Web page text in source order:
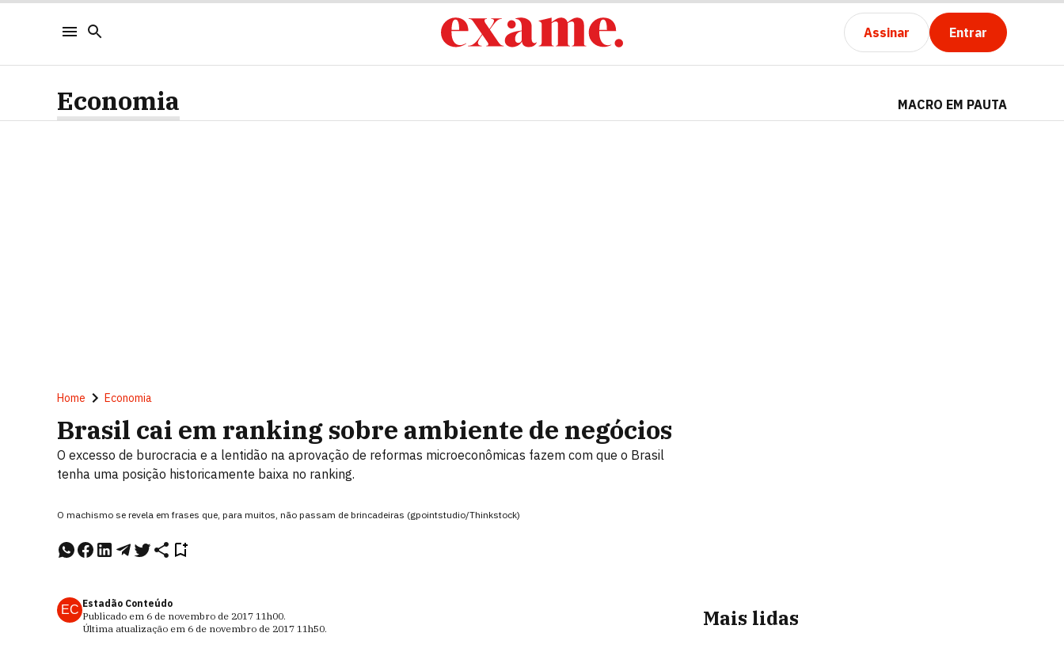
Assinar Entrar
Economia MACRO EM PAUTA
Home Economia
Brasil cai em ranking sobre ambiente de negócios
O excesso de burocracia e a lentidão na aprovação de reformas microeconômicas fazem com que o Brasil
tenha uma posição historicamente baixa no ranking.
O machismo se revela em frases que, para muitos, não passam de brincadeiras (gpointstudio/Thinkstock)
EC Estadão Conteúdo
Publicado em 6 de novembro de 2017 11h00.
Última atualização em 6 de novembro de 2017 11h50. Mais lidas